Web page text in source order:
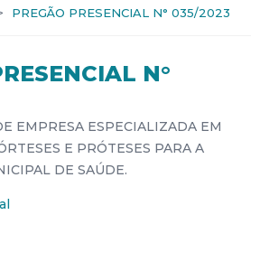
PREGÃO PRESENCIAL N° 035/2023
N°
EMPRESA ESPECIALIZADA EM
E PRÓTESES PARA A
DE SAÚDE.